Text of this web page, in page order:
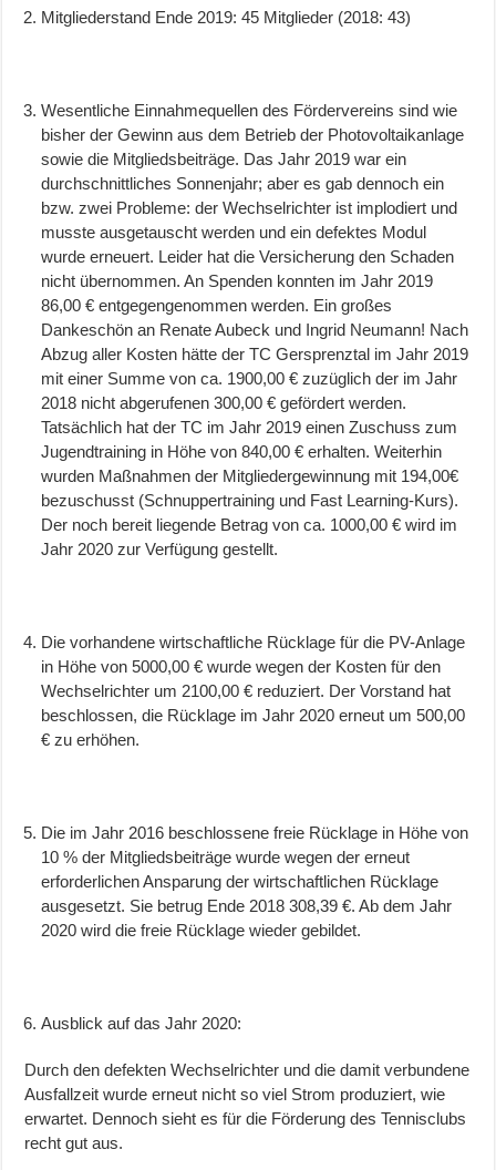
Mitgliederstand Ende 2019: 45 Mitglieder (2018: 43)
Wesentliche Einnahmequellen des Fördervereins sind wie
bisher der Gewinn aus dem Betrieb der Photovoltaikanlage
sowie die Mitgliedsbeiträge. Das Jahr 2019 war ein
durchschnittliches Sonnenjahr; aber es gab dennoch ein
bzw. zwei Probleme: der Wechselrichter ist implodiert und
musste ausgetauscht werden und ein defektes Modul
wurde erneuert. Leider hat die Versicherung den Schaden
nicht übernommen. An Spenden konnten im Jahr 2019
86,00 € entgegengenommen werden. Ein großes
Dankeschön an Renate Aubeck und Ingrid Neumann! Nach
Abzug aller Kosten hätte der TC Gersprenztal im Jahr 2019
mit einer Summe von ca. 1900,00 € zuzüglich der im Jahr
2018 nicht abgerufenen 300,00 € gefördert werden.
Tatsächlich hat der TC im Jahr 2019 einen Zuschuss zum
Jugendtraining in Höhe von 840,00 € erhalten. Weiterhin
wurden Maßnahmen der Mitgliedergewinnung mit 194,00€
bezuschusst (Schnuppertraining und Fast Learning-Kurs).
Der noch bereit liegende Betrag von ca. 1000,00 € wird im
Jahr 2020 zur Verfügung gestellt.
Die vorhandene wirtschaftliche Rücklage für die PV-Anlage
in Höhe von 5000,00 € wurde wegen der Kosten für den
Wechselrichter um 2100,00 € reduziert. Der Vorstand hat
beschlossen, die Rücklage im Jahr 2020 erneut um 500,00
€ zu erhöhen.
Die im Jahr 2016 beschlossene freie Rücklage in Höhe von
10 % der Mitgliedsbeiträge wurde wegen der erneut
erforderlichen Ansparung der wirtschaftlichen Rücklage
ausgesetzt. Sie betrug Ende 2018 308,39 €. Ab dem Jahr
2020 wird die freie Rücklage wieder gebildet.
Ausblick auf das Jahr 2020:
Durch den defekten Wechselrichter und die damit verbundene
Ausfallzeit wurde erneut nicht so viel Strom produziert, wie
erwartet. Dennoch sieht es für die Förderung des Tennisclubs
recht gut aus.